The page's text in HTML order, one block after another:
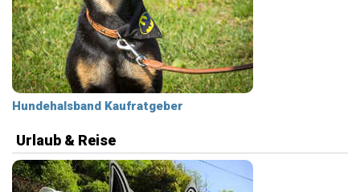
Hundehalsband Kaufratgeber
Urlaub & Reise